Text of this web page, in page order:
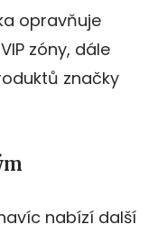
opravňuje
zóny, dále
značky
nabízí další